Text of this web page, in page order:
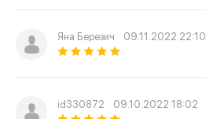
Яна Березич 09.11.2022 22:10
id330872 09.10.2022 18:02